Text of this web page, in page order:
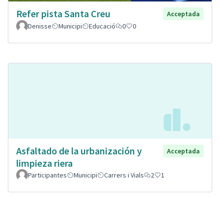
Refer pista Santa Creu
Acceptada
Denisse
Municipi Educació 0 0
Asfaltado de la urbanización y
limpieza riera
Acceptada
Participantes Municipi Carrers i Vials 2 1